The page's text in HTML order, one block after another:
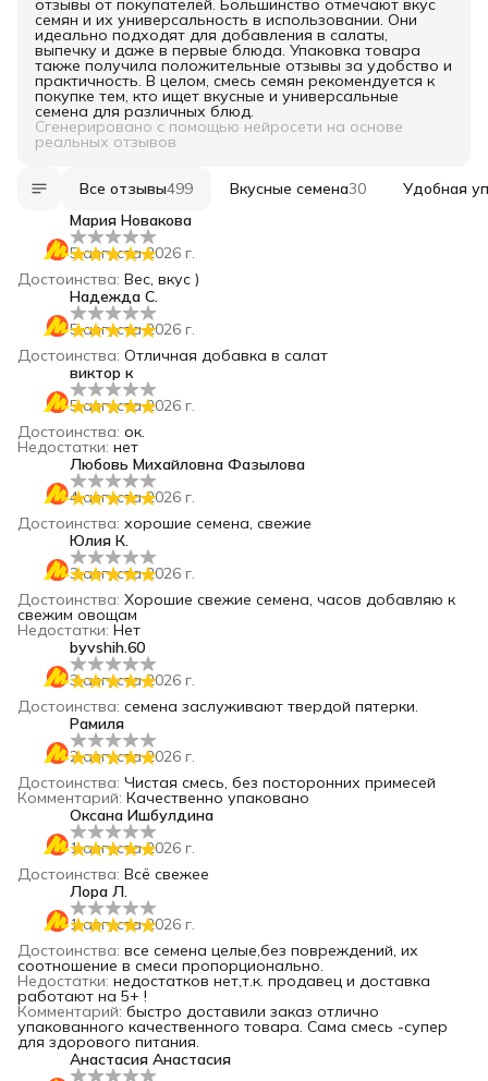
отзывы от покупателей. Большинство отмечают вкус
семян и их универсальность в использовании. Они
идеально подходят для добавления в салаты,
выпечку и даже в первые блюда. Упаковка товара
также получила положительные отзывы за удобство и
практичность. В целом, смесь семян рекомендуется к
покупке тем, кто ищет вкусные и универсальные
семена для различных блюд.
Сгенерировано с помощью нейросети на основе
реальных отзывов
Все отзывы499 Вкусные семена30
Удобная
Мария Новакова
5 августа 2026 г.
Достоинства: Вес, вкус )
Надежда С.
5 августа 2026 г.
Достоинства: Отличная добавка в салат
виктор к
5 августа 2026 г.
Достоинства: ок.
Недостатки: нет
Любовь Михайловна Фазылова
4 августа 2026 г.
Достоинства: хорошие семена, свежие
Юлия К.
3 августа 2026 г.
Достоинства: Хорошие свежие семена, часов добавляю к
свежим овощам
Недостатки: Нет
byvshih.60
3 августа 2026 г.
Достоинства: семена заслуживают твердой пятерки.
Рамиля
2 августа 2026 г.
Достоинства: Чистая смесь, без посторонних примесей
Комментарий: Качественно упаковано
Оксана Ишбулдина
1 августа 2026 г.
Достоинства: Всё свежее
Лора Л.
1 августа 2026 г.
Достоинства: все семена целые,без повреждений, их
соотношение в смеси пропорционально.
Недостатки: недостатков нет,т.к. продавец и доставка
работают на 5+ !
Комментарий: быстро доставили заказ отлично
упакованного качественного товара. Сама смесь -супер
для здорового питания.
Анастасия Анастасия